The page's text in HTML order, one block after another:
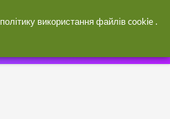
Увійти / зареєструватися
політику використання файлів cookie.